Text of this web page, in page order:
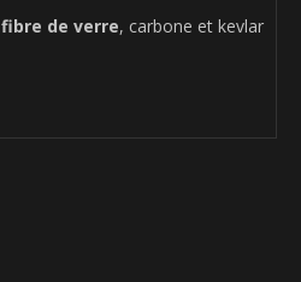
fibre de verre, carbone et kevlar